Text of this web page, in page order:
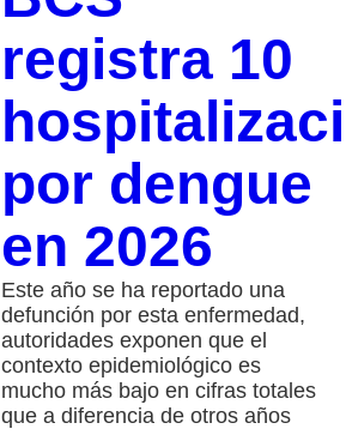
registra 10
por dengue
en 2026
Este año se ha reportado una
defunción por esta enfermedad,
autoridades exponen que el
contexto epidemiológico es
mucho más bajo en cifras totales
que a diferencia de otros años